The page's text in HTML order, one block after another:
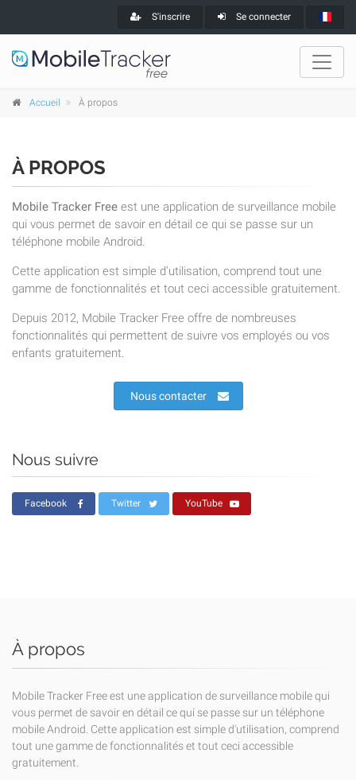
S'inscrire Se connecter
Accueil À propos
À PROPOS
Mobile Tracker Free est une application de surveillance mobile
qui vous permet de savoir en détail ce qui se passe sur un
téléphone mobile Android.
Cette application est simple d'utilisation, comprend tout une
gamme de fonctionnalités et tout ceci accessible gratuitement.
Depuis 2012, Mobile Tracker Free offre de nombreuses
fonctionnalités qui permettent de suivre vos employés ou vos
enfants gratuitement.
Nous contacter
Nous suivre
Facebook Twitter YouTube
À propos
Mobile Tracker Free est une application de surveillance mobile qui
vous permet de savoir en détail ce qui se passe sur un téléphone
mobile Android. Cette application est simple d'utilisation, comprend
tout une gamme de fonctionnalités et tout ceci accessible
gratuitement.